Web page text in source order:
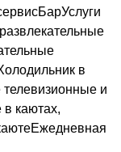
в
и
каютах,